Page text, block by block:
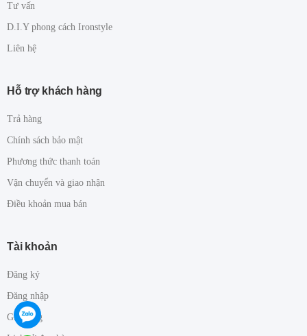
Tư vấn
D.I.Y phong cách Ironstyle
Liên hệ
Hỗ trợ khách hàng
Trả hàng
Chính sách bảo mật
Phương thức thanh toán
Vận chuyển và giao nhận
Điều khoản mua bán
Tài khoản
Đăng ký
Đăng nhập
Giỏ hàng